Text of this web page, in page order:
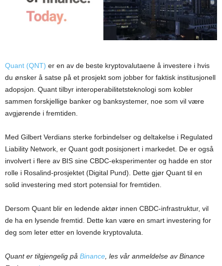
Quant (QNT) er en av de beste kryptovalutaene å investere i hvis
du ønsker å satse på et prosjekt som jobber for faktisk institusjonell
adopsjon. Quant tilbyr interoperabilitetsteknologi som kobler
sammen forskjellige banker og banksystemer, noe som vil være
avgjørende i fremtiden.
Med Gilbert Verdians sterke forbindelser og deltakelse i Regulated
Liability Network, er Quant godt posisjonert i markedet. De er også
involvert i flere av BIS sine CBDC-eksperimenter og hadde en stor
rolle i Rosalind-prosjektet (Digital Pund). Dette gjør Quant til en
solid investering med stort potensial for fremtiden.
Dersom Quant blir en ledende aktør innen CBDC-infrastruktur, vil
de ha en lysende fremtid. Dette kan være en smart investering for
deg som leter etter en lovende kryptovaluta.
Quant er tilgjengelig på Binance , les vår anmeldelse av Binance